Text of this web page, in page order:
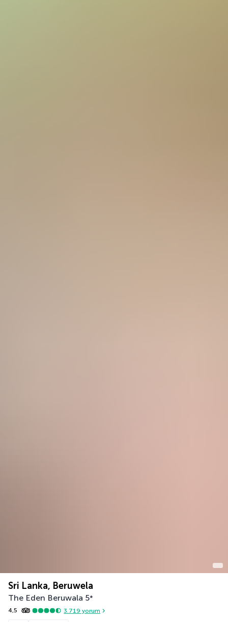
Sri Lanka, Beruwela
The Eden Beruwala 5*
4,5 3.719 yorum